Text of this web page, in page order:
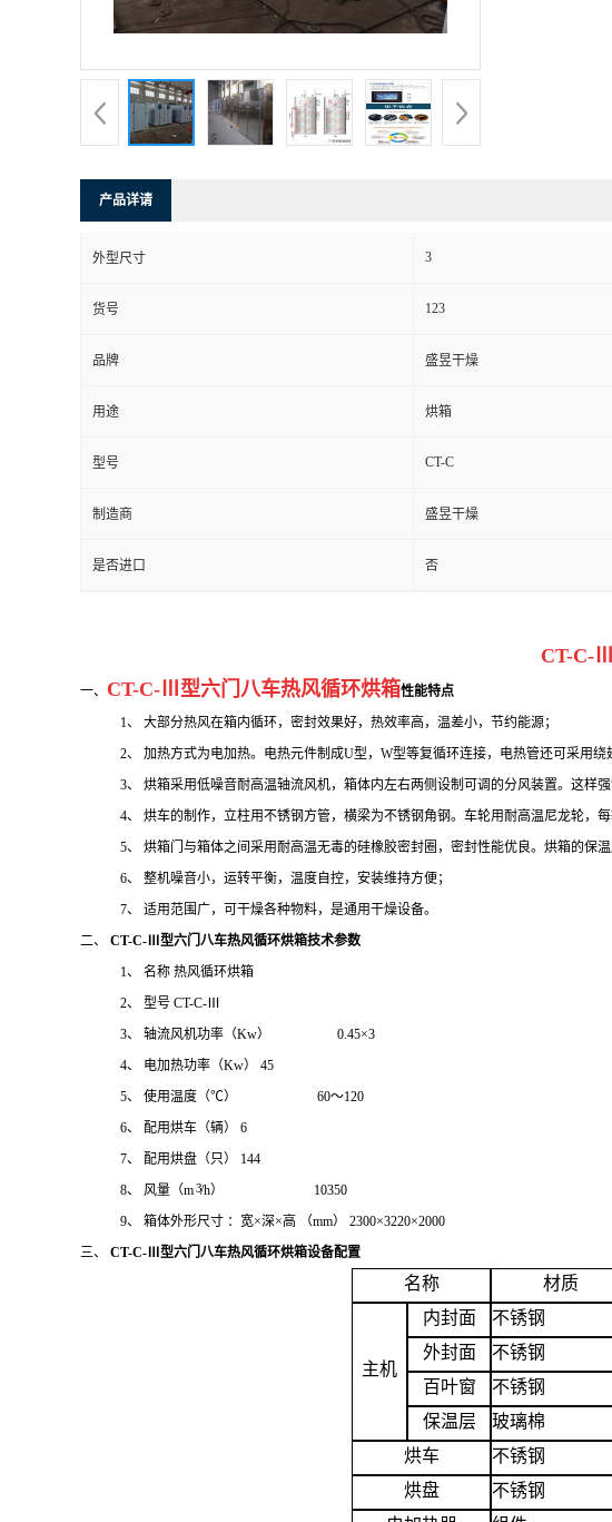
产品详请
外型尺寸 3
货号 123
品牌 盛昱干燥
用途 烘箱
型号 CT-C
制造商 盛昱干燥
是否进口 否
CT-C-Ⅲ
一、 CT-C-Ⅲ型六门八车热风循环烘箱性能特点
1、 大部分热风在箱内循环，密封效果好，热效率高，温差小，节约能源；
2、 加热方式为电加热。电热元件制成U型，W型等复循环连接，电热管还可采用绕
3、 烘箱采用低噪音耐高温轴流风机，箱体内左右两侧设制可调的分风装置。这样
4、 烘车的制作，立柱用不锈钢方管，横梁为不锈钢角钢。车轮用耐高温尼龙轮，
5、 烘箱门与箱体之间采用耐高温无毒的硅橡胶密封圈，密封性能优良。烘箱的保
6、 整机噪音小，运转平衡，温度自控，安装维持方便；
7、 适用范围广，可干燥各种物料，是通用干燥设备。
二、 CT-C-Ⅲ型六门八车热风循环烘箱技术参数
1、 名称 热风循环烘箱
2、 型号 CT-C-Ⅲ
3、 轴流风机功率（Kw） 0.45×3
4、 电加热功率（Kw） 45
5、 使用温度（℃） 60～120
6、 配用烘车（辆）
6
7、 配用烘盘（只）
144
8、 风量（m3/h） 10350
9、 箱体外形尺寸 ：宽×深×高 （mm） 2300×3220×2000
三、 CT-C-Ⅲ型六门八车热风循环烘箱设备配置
名称 材质
主机
内封面 不锈钢
外封面
不锈钢
百叶窗
不锈钢
保温层
玻璃棉
烘车
不锈钢
烘盘
不锈钢